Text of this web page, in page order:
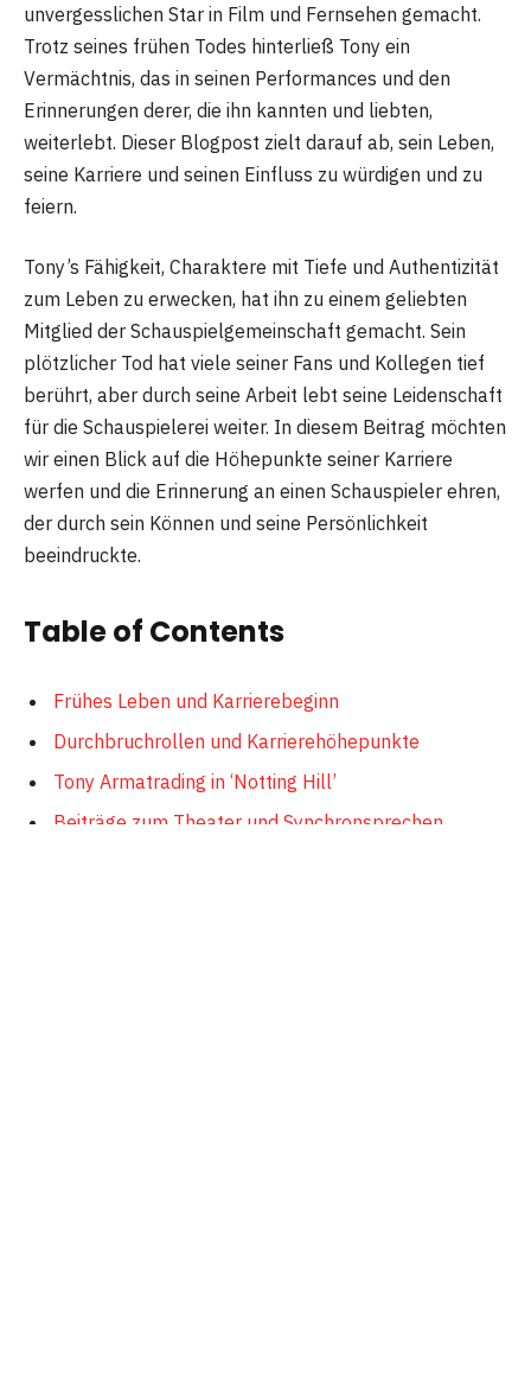
unvergesslichen Star in Film und Fernsehen gemacht.
Trotz seines frühen Todes hinterließ Tony ein
Vermächtnis, das in seinen Performances und den
Erinnerungen derer, die ihn kannten und liebten,
weiterlebt. Dieser Blogpost zielt darauf ab, sein Leben,
seine Karriere und seinen Einfluss zu würdigen und zu
feiern.
Tony’s Fähigkeit, Charaktere mit Tiefe und Authentizität
zum Leben zu erwecken, hat ihn zu einem geliebten
Mitglied der Schauspielgemeinschaft gemacht. Sein
plötzlicher Tod hat viele seiner Fans und Kollegen tief
berührt, aber durch seine Arbeit lebt seine Leidenschaft
für die Schauspielerei weiter. In diesem Beitrag möchten
wir einen Blick auf die Höhepunkte seiner Karriere
werfen und die Erinnerung an einen Schauspieler ehren,
der durch sein Können und seine Persönlichkeit
beeindruckte.
Table of Contents
Frühes Leben und Karrierebeginn
Durchbruchrollen und Karrierehöhepunkte
Tony Armatrading in ‘Notting Hill’
Beiträge zum Theater und Synchronsprechen